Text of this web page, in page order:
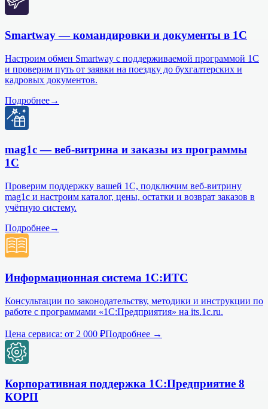
Smartway — командировки и документы в 1С
Настроим обмен Smartway с поддерживаемой программой 1С
и проверим путь от заявки на поездку до бухгалтерских и
кадровых документов.
Подробнее→
mag1c — веб-витрина и заказы из программы
1С
Проверим поддержку вашей 1С, подключим веб-витрину
mag1c и настроим каталог, цены, остатки и возврат заказов в
учётную систему.
Подробнее→
Информационная система 1С:ИТС
Консультации по законодательству, методики и инструкции по
работе с программами «1С:Предприятия» на its.1c.ru.
Цена сервиса: от 2 000 ₽Подробнее →
Корпоративная поддержка 1С:Предприятие 8
КОРП